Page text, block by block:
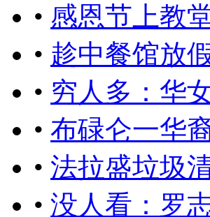
• 感恩节上教
• 趁中餐馆放
• 穷人多：华
• 布碌仑一华
• 法拉盛垃圾
• 没人看：罗